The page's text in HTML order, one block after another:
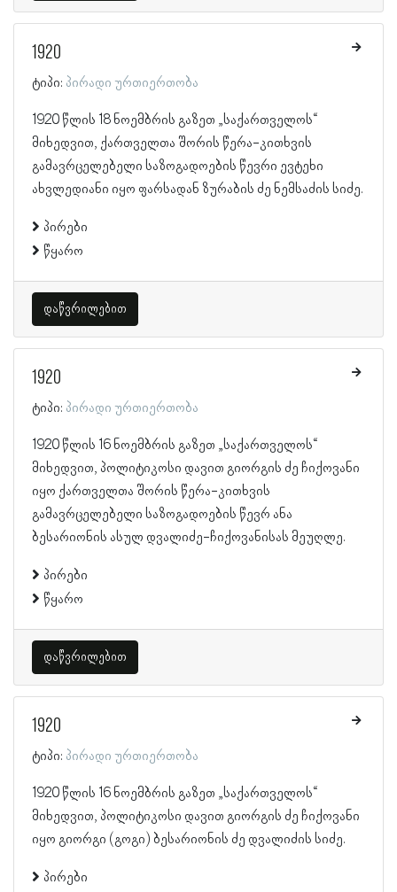
1920
ტიპი: პირადი ურთიერთობა
1920 წლის 18 ნოემბრის გაზეთ „საქართველოს“
მიხედვით, ქართველთა შორის წერა-კითხვის
გამავრცელებელი საზოგადოების წევრი ევტეხი
ახვლედიანი იყო ფარსადან ზურაბის ძე ნემსაძის სიძე.
პირები
წყარო
დაწვრილებით
1920
ტიპი: პირადი ურთიერთობა
1920 წლის 16 ნოემბრის გაზეთ „საქართველოს“
მიხედვით, პოლიტიკოსი დავით გიორგის ძე ჩიქოვანი
იყო ქართველთა შორის წერა-კითხვის
გამავრცელებელი საზოგადოების წევრ ანა
ბესარიონის ასულ დვალიძე-ჩიქოვანისას მეუღლე.
პირები
წყარო
დაწვრილებით
1920
ტიპი: პირადი ურთიერთობა
1920 წლის 16 ნოემბრის გაზეთ „საქართველოს“
მიხედვით, პოლიტიკოსი დავით გიორგის ძე ჩიქოვანი
იყო გიორგი (გოგი) ბესარიონის ძე დვალიძის სიძე.
პირები